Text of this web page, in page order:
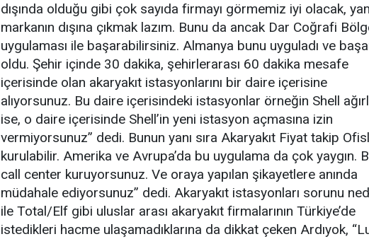
dışında olduğu gibi çok sayıda firmayı görmemiz iyi olacak,
markanın dışına çıkmak lazım. Bunu da ancak Dar Coğrafi
uygulaması ile başarabilirsiniz. Almanya bunu uyguladı ve
oldu. Şehir içinde 30 dakika, şehirlerarası 60 dakika mesafe
içerisinde olan akaryakıt istasyonlarını bir daire içerisine
alıyorsunuz. Bu daire içerisindeki istasyonlar örneğin Shell
ise, o daire içerisinde Shell’in yeni istasyon açmasına izin
vermiyorsunuz” dedi. Bunun yanı sıra Akaryakıt Fiyat takip
kurulabilir. Amerika ve Avrupa’da bu uygulama da çok yaygın.
call center kuruyorsunuz. Ve oraya yapılan şikayetlere anında
müdahale ediyorsunuz” dedi. Akaryakıt istasyonları sorunu
ile Total/Elf gibi uluslar arası akaryakıt firmalarının Türkiye’de
istedikleri hacme ulaşamadıklarına da dikkat çeken Ardıyok,